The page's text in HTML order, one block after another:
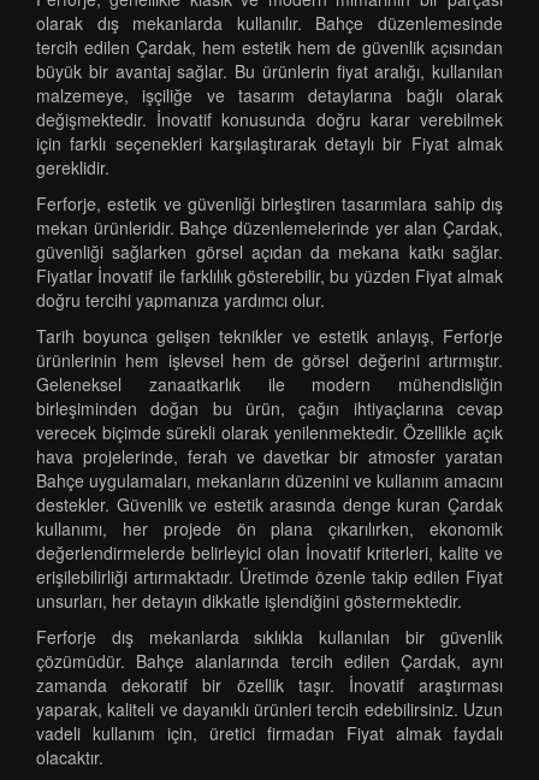
olarak dış mekanlarda kullanılır. Bahçe düzenlemesinde
tercih edilen Çardak, hem estetik hem de güvenlik açısından
büyük bir avantaj sağlar. Bu ürünlerin fiyat aralığı, kullanılan
malzemeye, işçiliğe ve tasarım detaylarına bağlı olarak
değişmektedir. İnovatif konusunda doğru karar verebilmek
için farklı seçenekleri karşılaştırarak detaylı bir Fiyat almak
gereklidir.
Ferforje, estetik ve güvenliği birleştiren tasarımlara sahip dış
mekan ürünleridir. Bahçe düzenlemelerinde yer alan Çardak,
güvenliği sağlarken görsel açıdan da mekana katkı sağlar.
Fiyatlar İnovatif ile farklılık gösterebilir, bu yüzden Fiyat almak
doğru tercihi yapmanıza yardımcı olur.
Tarih boyunca gelişen teknikler ve estetik anlayış, Ferforje
ürünlerinin hem işlevsel hem de görsel değerini artırmıştır.
Geleneksel zanaatkarlık ile modern mühendisliğin
birleşiminden doğan bu ürün, çağın ihtiyaçlarına cevap
verecek biçimde sürekli olarak yenilenmektedir. Özellikle açık
hava projelerinde, ferah ve davetkar bir atmosfer yaratan
Bahçe uygulamaları, mekanların düzenini ve kullanım amacını
destekler. Güvenlik ve estetik arasında denge kuran Çardak
kullanımı, her projede ön plana çıkarılırken, ekonomik
değerlendirmelerde belirleyici olan İnovatif kriterleri, kalite ve
erişilebilirliği artırmaktadır. Üretimde özenle takip edilen Fiyat
unsurları, her detayın dikkatle işlendiğini göstermektedir.
Ferforje dış mekanlarda sıklıkla kullanılan bir güvenlik
çözümüdür. Bahçe alanlarında tercih edilen Çardak, aynı
zamanda dekoratif bir özellik taşır. İnovatif araştırması
yaparak, kaliteli ve dayanıklı ürünleri tercih edebilirsiniz. Uzun
vadeli kullanım için, üretici firmadan Fiyat almak faydalı
olacaktır.